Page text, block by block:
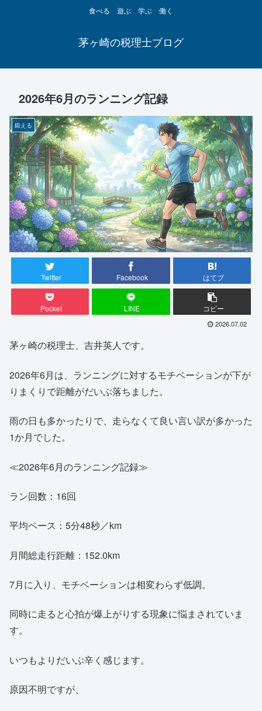
食べる 遊ぶ 学ぶ 働く
茅ヶ崎の税理士ブログ
2026年6月のランニング記録
鍛える
Twitter Facebook はてブ
Pocket LINE コピー
2026.07.02
茅ヶ崎の税理士、吉井英人です。
2026年6月は、ランニングに対するモチベーションが下が
りまくりで距離がだいぶ落ちました。
雨の日も多かったりで、走らなくて良い言い訳が多かった
1か月でした。
≪2026年6月のランニング記録≫
ラン回数：16回
平均ペース：5分48秒／km
月間総走行距離：152.0km
7月に入り、モチベーションは相変わらず低調。
同時に走ると心拍が爆上がりする現象に悩まされていま
す。
いつもよりだいぶ辛く感じます。
原因不明ですが、